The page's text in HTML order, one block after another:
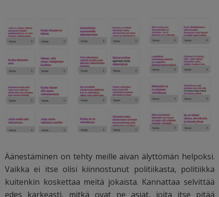
Äänestäminen on tehty meille aivan älyttömän helpoksi.
Vaikka ei itse olisi kiinnostunut politiikasta, politiikka
kuitenkin koskettaa meitä jokaista. Kannattaa selvittää
edes karkeasti, mitkä ovat ne asiat, joita itse pitää